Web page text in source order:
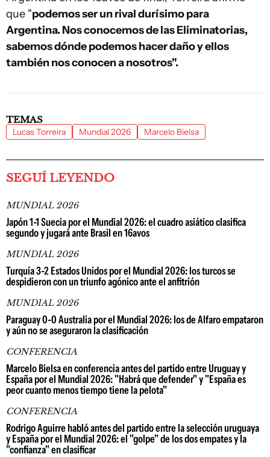
que "podemos ser un rival durísimo para
Argentina. Nos conocemos de las Eliminatorias,
sabemos dónde podemos hacer daño y ellos
también nos conocen a nosotros".
TEMAS
Lucas Torreira Mundial 2026 Marcelo Bielsa
SEGUÍ LEYENDO
MUNDIAL 2026
Japón 1-1 Suecia por el Mundial 2026: el cuadro asiático clasifica
segundo y jugará ante Brasil en 16avos
MUNDIAL 2026
Turquía 3-2 Estados Unidos por el Mundial 2026: los turcos se
despidieron con un triunfo agónico ante el anfitrión
MUNDIAL 2026
Paraguay 0-0 Australia por el Mundial 2026: los de Alfaro empataron
y aún no se aseguraron la clasificación
CONFERENCIA
Marcelo Bielsa en conferencia antes del partido entre Uruguay y
España por el Mundial 2026: "Habrá que defender" y "España es
peor cuanto menos tiempo tiene la pelota"
CONFERENCIA
Rodrigo Aguirre habló antes del partido entre la selección uruguaya
y España por el Mundial 2026: el "golpe" de los dos empates y la
"confianza" en clasificar